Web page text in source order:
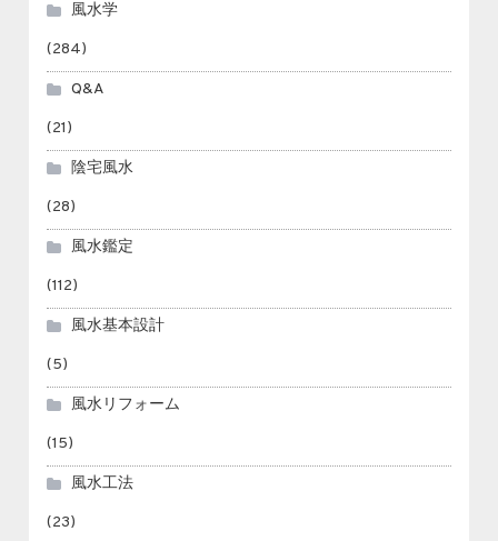
風水学
(284)
Q&A
(21)
陰宅風水
(28)
風水鑑定
(112)
風水基本設計
(5)
風水リフォーム
(15)
風水工法
(23)